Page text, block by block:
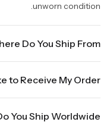
unworn condition.
Do You Ship From?
to Receive My Order?
Sunday or on holidays
You Ship Worldwide?